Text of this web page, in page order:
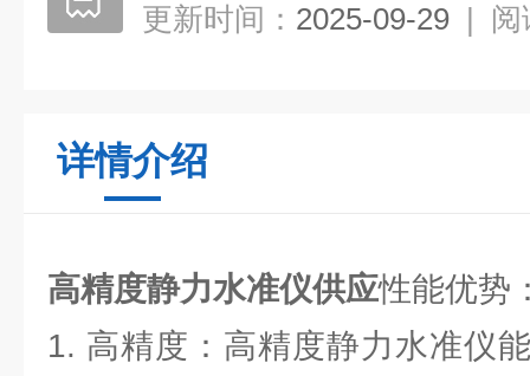
更新时间： 2025-09-29 | 阅
详情介绍
高精度静力水准仪供应性能优势
1. 高精度：高精度静力水准仪